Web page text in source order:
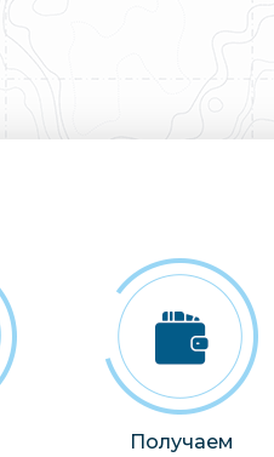
Получаем